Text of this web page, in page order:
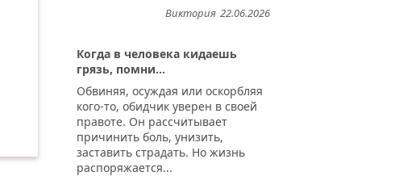
22.06.2026
Виктория
Когда в человека кидаешь
грязь, помни...
Обвиняя, осуждая или оскорбляя
кого-то, обидчик уверен в своей
правоте. Он рассчитывает
причинить боль, унизить,
заставить страдать. Но жизнь
распоряжается...